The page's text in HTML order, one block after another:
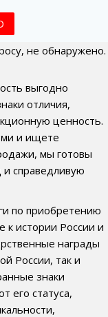
не обнаружено.
выгодно
отличия,
ценность.
и ищете
мы готовы
справедливую
по приобретению
истории России и
награды
России, так и
знаки
его статуса,